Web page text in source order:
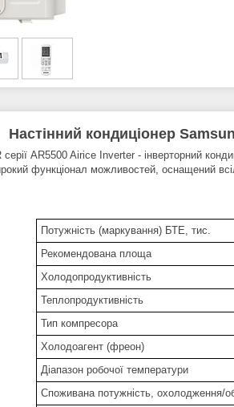
Настінний кондиціонер
AR5500 Airice Inverter - інверторний
функціонал можливостей, оснащений
Потужність (маркування) БТЕ, тис.
Рекомендована площа
Холодопродуктивність
Теплопродуктивність
Тип компресора
Холодоагент (фреон)
Діапазон робочої температури
Споживана потужність, охолодження/